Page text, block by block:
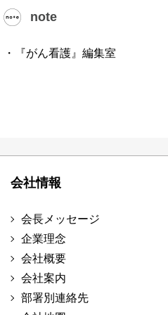
note
・『がん看護』編集室
会社情報
会長メッセージ
企業理念
会社概要
会社案内
部署別連絡先